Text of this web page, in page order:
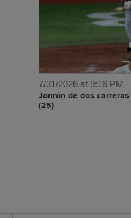
7/31/2026 at 9:16 PM
Jonrón de dos
(25)